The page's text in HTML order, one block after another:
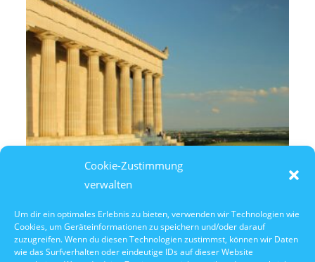
Cookie-Zustimmung
verwalten
Um dir ein optimales Erlebnis zu bieten, verwenden wir Technologien wie
Cookies, um Geräteinformationen zu speichern und/oder darauf
zuzugreifen. Wenn du diesen Technologien zustimmst, können wir Daten
wie das Surfverhalten oder eindeutige IDs auf dieser Website
10. Oktober 2026
10:30 Uhr Walhalla Schifffahrt